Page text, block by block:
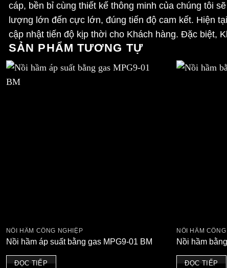
cáp, bền bỉ cùng thiết kế thông minh của chúng tôi
lượng lớn đến cực lớn, đúng tiến độ cam kết. Hiện
cập nhật tiến độ kịp thời cho Khách hàng. Đặc biệt,
SẢN PHẨM TƯƠNG TỰ
NỒI HẦM CÔNG NGHIỆP
Nồi hầm áp suất bằng gas MPG9-01 BM
ĐỌC TIẾP
NỒI HẦM
Nồi hầm
ĐỌC TIẾP